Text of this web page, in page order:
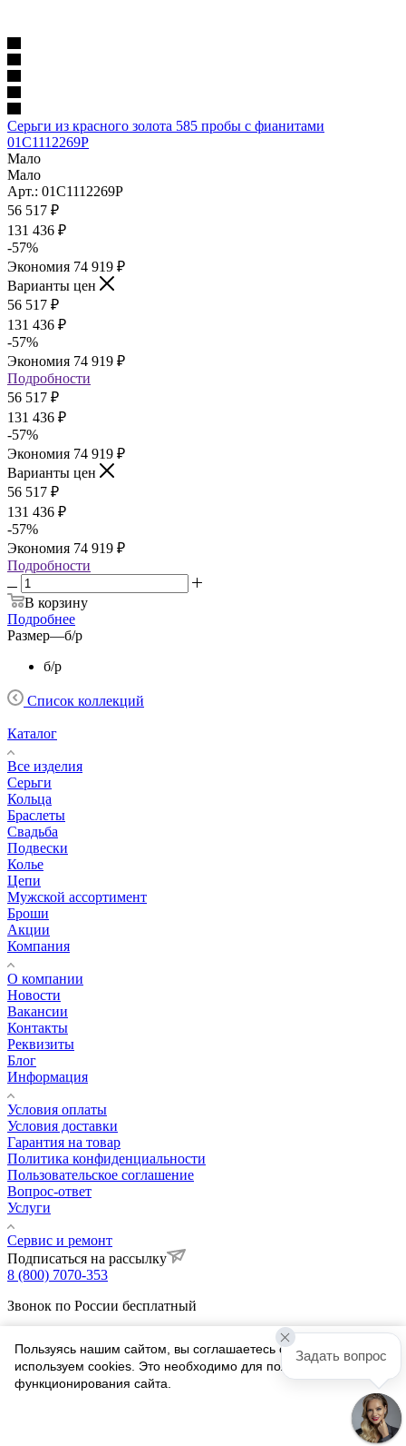
Серьги из красного золота 585 пробы с фианитами
01С1112269Р
Мало
Мало
Арт.: 01С1112269Р
56 517 ₽
131 436 ₽
-57%
Экономия 74 919 ₽
Варианты цен
56 517 ₽
131 436 ₽
-57%
Экономия 74 919 ₽
Подробности
56 517 ₽
131 436 ₽
-57%
Экономия 74 919 ₽
Варианты цен
56 517 ₽
131 436 ₽
-57%
Экономия 74 919 ₽
Подробности
В корзину
Подробнее
Размер—б/р
б/р
Список коллекций
Каталог
Все изделия
Серьги
Кольца
Браслеты
Свадьба
Подвески
Колье
Цепи
Мужской ассортимент
Броши
Акции
Компания
О компании
Новости
Вакансии
Контакты
Реквизиты
Блог
Информация
Условия оплаты
Условия доставки
Гарантия на товар
Политика конфиденциальности
Пользовательское соглашение
Вопрос-ответ
Услуги
Сервис и ремонт
Подписаться на рассылку
8 (800) 7070-353
Звонок по России бесплатный
estet@estet.ru
г. Москва, ул. Веткина, 4
Пользуясь нашим сайтом, вы соглашаетесь с тем, что мы
используем cookies. Это необходимо для полноценного
функционирования сайта.
Задать вопрос